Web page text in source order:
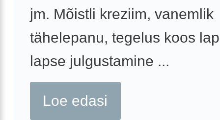
jm. Mõistli kreziim, vanemlik
tähelepanu, tegelus koos
lapse julgustamine ...
Loe edasi